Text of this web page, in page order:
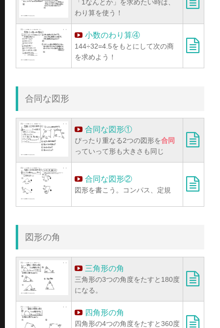
「1なんとか」を求めたい時は、
わり算を使う！
小数のわり算④
144÷32=4.5をもとにして次の商
を求めよう！
合同な図形
合同な図形①
ぴったり重なる2つの図形を合同
っていって形も大きさも同じ
合同な図形②
図形を書こう。コンパス、定規
図形の角
三角形の角
三角形の3つの角度をたすと180度
になる。
四角形の角
四角形の4つの角度をたすと360度